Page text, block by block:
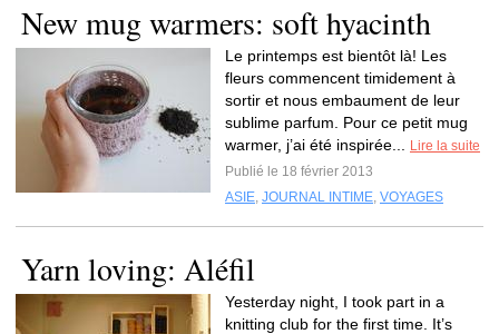
New mug warmers: soft hyacinth
Le printemps est bientôt là! Les
fleurs commencent timidement à
sortir et nous embaument de leur
sublime parfum. Pour ce petit mug
warmer, j’ai été inspirée...
Lire la suite
Publié le 18 février 2013
ASIE, JOURNAL INTIME, VOYAGES
Yarn loving: Aléfil
Yesterday night, I took part in a
knitting club for the first time. It’s